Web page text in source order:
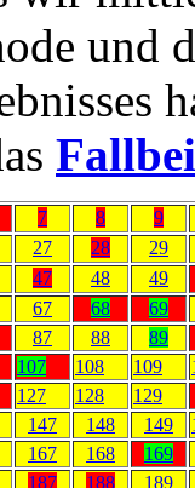
und
7 8
9
27 28
29
47 48
49
67 68
69
87 88
89
107 108 109
127 128
129
147 148 149
167 168
169
187 188 189